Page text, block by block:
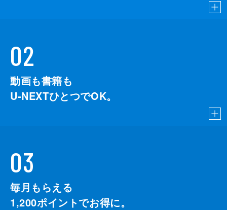
02
動画も書籍も
U-NEXTひとつでOK。
03
毎月もらえる
1,200ポイントでお得に。